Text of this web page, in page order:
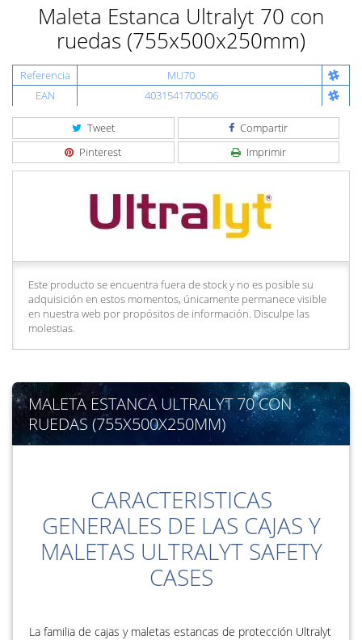
Maleta Estanca Ultralyt 70 con
ruedas (755x500x250mm)
Referencia
MU70
EAN
4031541700506
Tweet
Compartir
Pinterest
Imprimir
Este producto se encuentra fuera de stock y no es posible su
adquisición en estos momentos, únicamente permanece visible
en nuestra web por propósitos de información. Disculpe las
molestias.
MALETA ESTANCA ULTRALYT 70 CON
RUEDAS (755X500X250MM)
CARACTERISTICAS
GENERALES DE LAS CAJAS Y
MALETAS ULTRALYT SAFETY
CASES
La familia de cajas y maletas estancas de protección Ultralyt